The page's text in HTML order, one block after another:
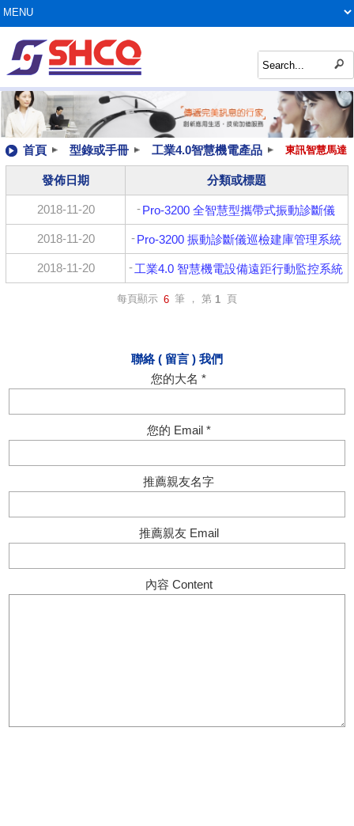
首頁 型錄或手冊 工業4.0智慧機電產品 東訊智慧馬達
發佈日期 分類或標題
2018-11-20 -Pro-3200 全智慧型攜帶式振動診斷儀
2018-11-20 - Pro-3200 振動診斷儀巡檢建庫管理系統
2018-11-20 -工業4.0 智慧機電設備遠距行動監控系統
每頁顯示 6 筆 ， 第 1 頁
聯絡 ( 留言 ) 我們
您的大名 *
您的 Email *
推薦親友名字
推薦親友 Email
內容 Content